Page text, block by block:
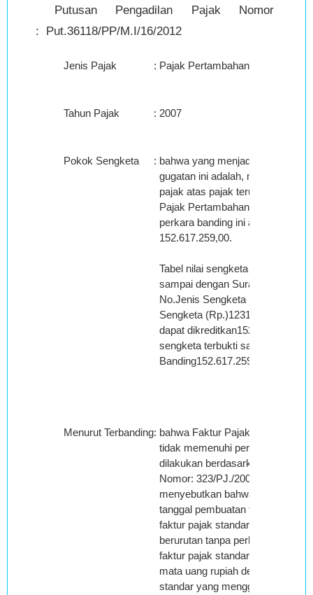
Putusan Pengadilan Pajak Nomor
: Put.36118/PP/M.I/16/2012
Jenis Pajak : Pajak Pertambahan Nilai
Tahun Pajak : 2007
Pokok Sengketa : bahwa yang menjadi sengketa
gugatan ini adalah, mengenai
pajak atas pajak terutang atau
Pajak Pertambahan Nilai terbukti
perkara banding ini adalah
152.617.259,00.
Tabel nilai sengketa kredit pajak
sampai dengan Surat Banding
No.Jenis Sengketa Kredit
Sengketa (Rp.)1231.Pajak
dapat
sengketa terbukti sampai dengan
Banding152.617.259,00
Menurut Terbanding: bahwa Faktur Pajak yang
tidak memenuhi persyaratan
dilakukan berdasarkan KEP
Nomor: 323/PJ./2001 Pasal 2
menyebutkan bahwa kode,
tanggal pembuatan faktur pajak
faktur pajak standar dibuat secara
berurutan tanpa perlu dibedakan
faktur pajak standar yang
mata uang rupiah dengan faktur
standar yang menggunakan